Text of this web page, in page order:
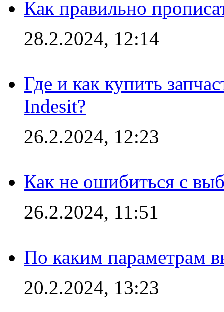
Как правильно
28.2.2024, 12:14
Где и как купить
Indesit?
26.2.2024, 12:23
Как не ошибиться с
26.2.2024, 11:51
По каким параметрам
20.2.2024, 13:23